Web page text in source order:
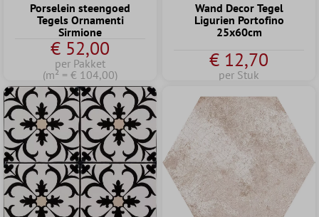
Porselein steengoed
Tegels Ornamenti
Sirmione
€ 52,00
per Pakket
(m² = € 104,00)
Wand Decor Tegel
Ligurien Portofino
25x60cm
€ 12,70
per Stuk